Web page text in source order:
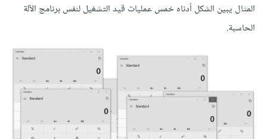
المثال يبين الشكل أدناه خمس عمليات قيد التشغيل لنفس برنامج الآلة
الحاسبة.